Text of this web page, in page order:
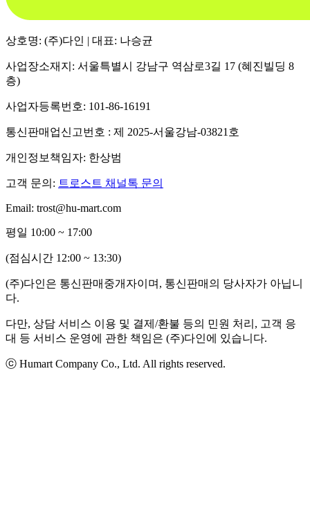
상호명: (주)다인 | 대표: 나승균
사업장소재지: 서울특별시 강남구 역삼로3길 17 (혜진빌딩 8
층)
사업자등록번호: 101-86-16191
통신판매업신고번호 : 제 2025-서울강남-03821호
개인정보책임자: 한상범
고객 문의: 트로스트 채널톡 문의
Email: trost@hu-mart.com
평일 10:00 ~ 17:00
(점심시간 12:00 ~ 13:30)
(주)다인은 통신판매중개자이며, 통신판매의 당사자가 아닙니
다.
다만, 상담 서비스 이용 및 결제/환불 등의 민원 처리, 고객 응
대 등 서비스 운영에 관한 책임은 (주)다인에 있습니다.
ⓒ Humart Company Co., Ltd. All rights reserved.